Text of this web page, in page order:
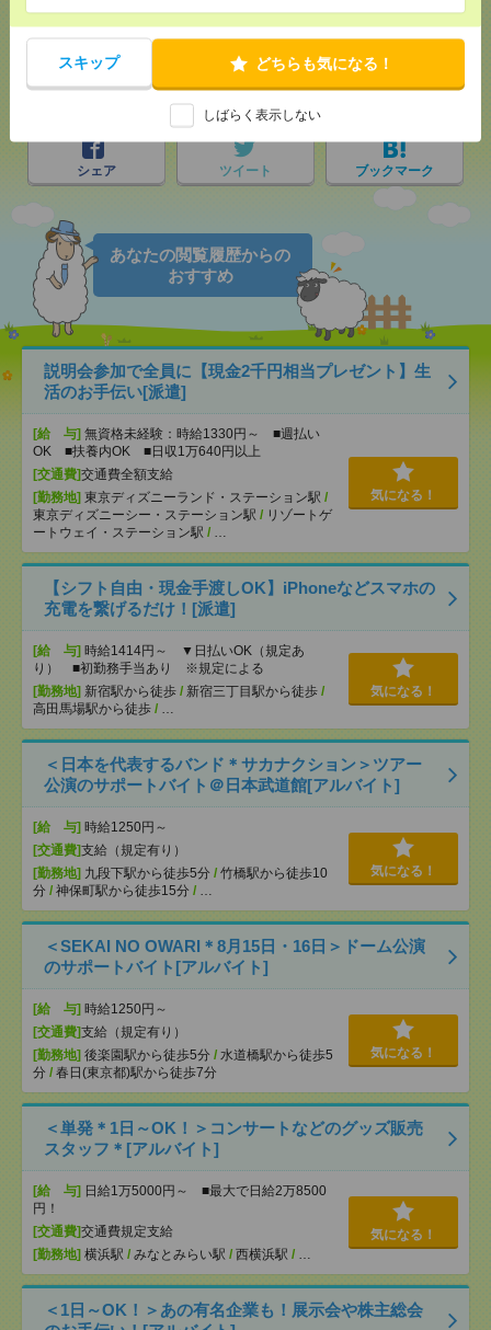
スキップ どちらも気になる！
しばらく表示しない
気になる！
メール LINE
シェア ツイート ブックマーク
あなたの閲覧履歴からの
おすすめ
説明会参加で全員に【現金2千円相当プレゼント】生
活のお手伝い[派遣]
[給 与] 無資格未経験：時給1330円～ ■週払い
OK ■扶養内OK ■日収1万640円以上
[交通費]交通費全額支給
[勤務地] 東京ディズニーランド・ステーション駅 /
東京ディズニーシー・ステーション駅 / リゾートゲ
ートウェイ・ステーション駅 / …
気になる！
【シフト自由・現金手渡しOK】iPhoneなどスマホの
充電を繋げるだけ！[派遣]
[給 与] 時給1414円～ ▼日払いOK（規定あ
り） ■初勤務手当あり ※規定による
[勤務地] 新宿駅から徒歩 / 新宿三丁目駅から徒歩 /
高田馬場駅から徒歩 / …
気になる！
＜日本を代表するバンド＊サカナクション＞ツアー
公演のサポートバイト＠日本武道館[アルバイト]
[給 与] 時給1250円～
[交通費]支給（規定有り）
[勤務地] 九段下駅から徒歩5分 / 竹橋駅から徒歩10
分 / 神保町駅から徒歩15分 / …
気になる！
＜SEKAI NO OWARI＊8月15日・16日＞ドーム公演
のサポートバイト[アルバイト]
[給 与] 時給1250円～
[交通費]支給（規定有り）
[勤務地] 後楽園駅から徒歩5分 / 水道橋駅から徒歩5
分 / 春日(東京都)駅から徒歩7分
気になる！
＜単発＊1日～OK！＞コンサートなどのグッズ販売
スタッフ＊[アルバイト]
[給 与] 日給1万5000円～ ■最大で日給2万8500
円！
[交通費]交通費規定支給
[勤務地] 横浜駅 / みなとみらい駅 / 西横浜駅 / …
気になる！
＜1日～OK！＞あの有名企業も！展示会や株主総会